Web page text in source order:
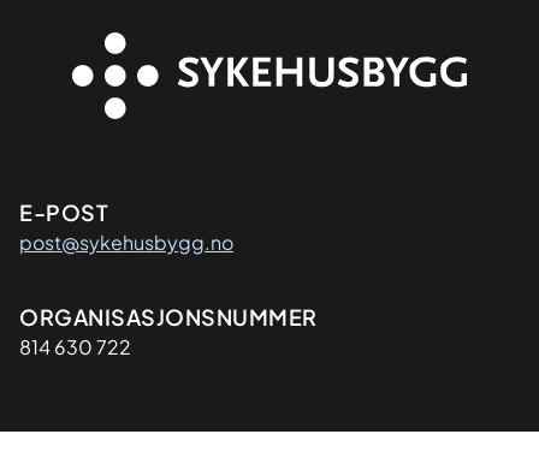
Kontaktinformasjon
E-POST
post@sykehusbygg.no
Organisasjon
ORGANISASJONSNUMMER
814 630 722